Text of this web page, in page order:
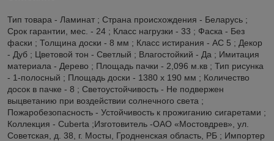
Тип товара - Ламинат ; Страна происхождения - Беларусь ;
Срок гарантии, мес. - 24 ; Класс нагрузки - 33 ; Фаска - Без
фаски ; Толщина доски - 8 мм ; Класс истирания - AC 5 ; Декор
- Дуб ; Цветовой тон - Светлый ; Влагостойкий - Да ; Имитация
материала - Дерево ; Площадь пачки - 2,096 м.кв ; Тип рисунка
- 1-полосный ; Площадь доски - 1380 x 190 мм ; Количество
досок в пачке - 8 ; Светоустойчивость - Не подвержен
выцветанию при воздействии солнечного света ;
Пожаробезопасность - Устойчивость к прожиганию сигаретами ;
Коллекция - Cuberta ;Изготовитель -ОАО «Мостовдрев», ул.
Советская, д. 38, г. Мосты, Гродненская область, РБ ; Импортер